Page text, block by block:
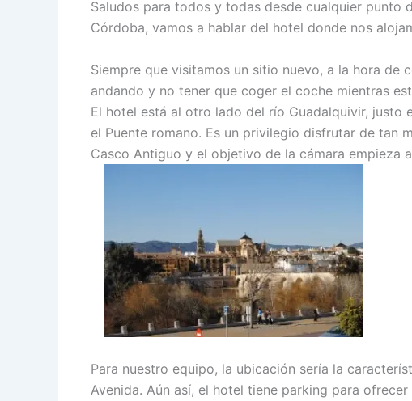
Saludos para todos y todas desde cualquier punto
Córdoba, vamos a hablar del hotel donde nos
Siempre que visitamos un sitio nuevo, a la hora
andando y no tener que coger el coche mientras
El hotel está al otro lado del río Guadalquivir, justo
el Puente romano. Es un privilegio disfrutar de tan
Casco Antiguo y el objetivo de la cámara empieza
Para nuestro equipo, la ubicación sería la
Avenida. Aún así, el hotel tiene parking para